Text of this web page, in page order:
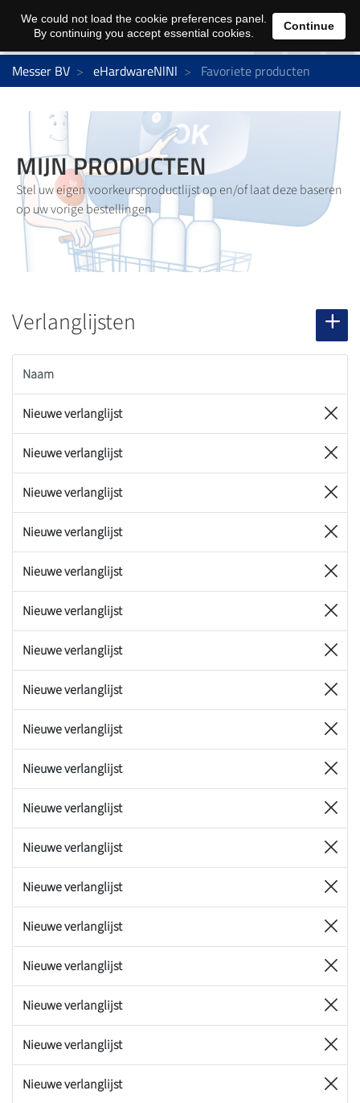
0
Messer BV eHardwareNlNl Favoriete producten
MIJN PRODUCTEN
Stel uw eigen voorkeursproductlijst op en/of laat deze baseren
op uw vorige bestellingen
Verlanglijsten
Naam
Nieuwe verlanglijst
Nieuwe verlanglijst
Nieuwe verlanglijst
Nieuwe verlanglijst
Nieuwe verlanglijst
Nieuwe verlanglijst
Nieuwe verlanglijst
Nieuwe verlanglijst
Nieuwe verlanglijst
Nieuwe verlanglijst
Nieuwe verlanglijst
Nieuwe verlanglijst
Nieuwe verlanglijst
Nieuwe verlanglijst
Nieuwe verlanglijst
Nieuwe verlanglijst
Nieuwe verlanglijst
Nieuwe verlanglijst
We could not load the cookie preferences panel.
By continuing you accept essential cookies.
Continue